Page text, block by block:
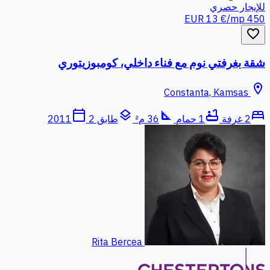
للإيجار حصري
450 EUR
13 €/mp
favorite_border
شقة بغرفتي نوم مع فناء داخلي، كومبوزيتوري
location_on
bed2 غرفة bathtub 1 حمام square_foot 36 م² layers طابق 2 calendar_today
2011
Rita Bercea